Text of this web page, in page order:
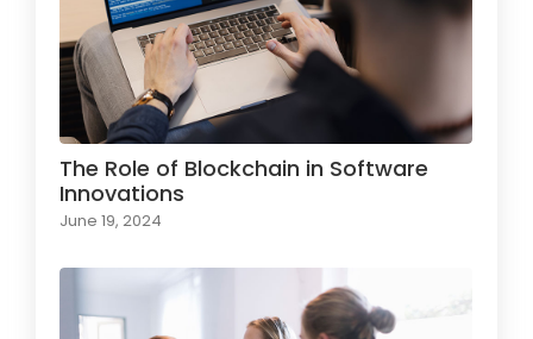
The Role of Blockchain in Software
Innovations
June 19, 2024